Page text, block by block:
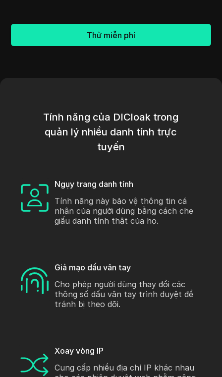
Thử miễn phí
Tính năng của DICloak trong
quản lý nhiều danh tính trực
tuyến
Ngụy trang danh tính
Tính năng này bảo vệ thông tin cá
nhân của người dùng bằng cách che
giấu danh tính thật của họ.
Giả mạo dấu vân tay
Cho phép người dùng thay đổi các
thông số dấu vân tay trình duyệt để
tránh bị theo dõi.
Xoay vòng IP
Cung cấp nhiều địa chỉ IP khác nhau